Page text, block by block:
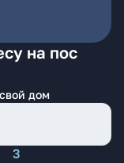
на пос
дом
3